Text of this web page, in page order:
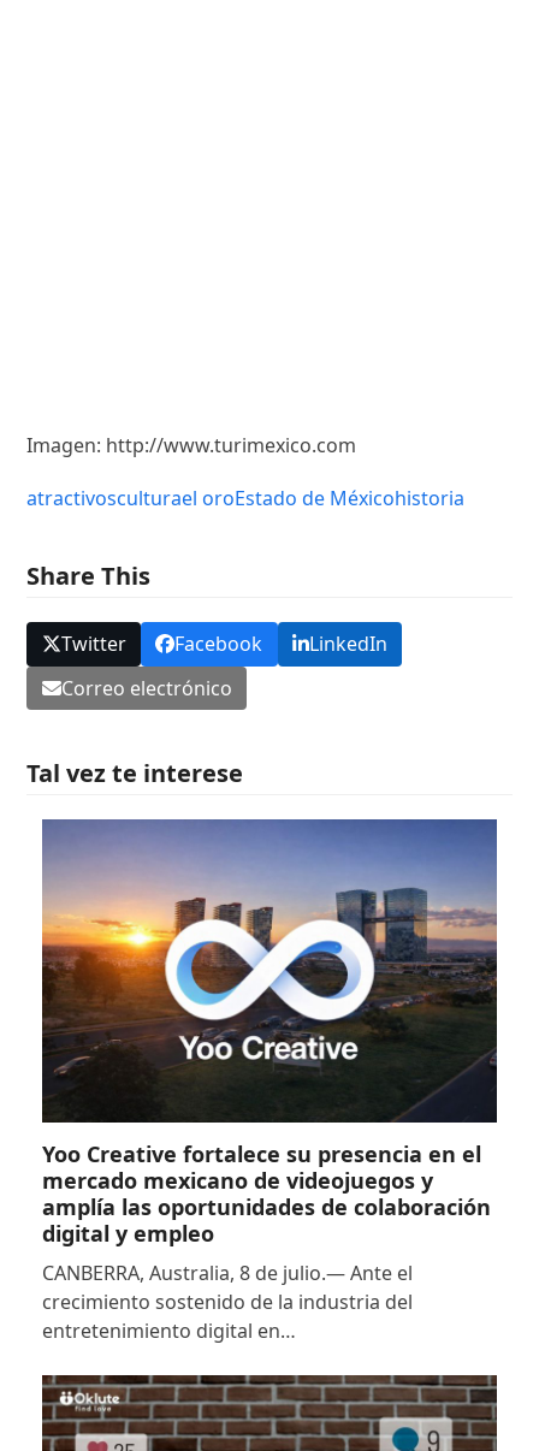
Imagen: http://www.turimexico.com
atractivosculturael oroEstado de Méxicohistoria
Share This
Twitter Facebook
LinkedIn
Correo electrónico
Tal vez te interese
Yoo Creative fortalece su presencia en el
mercado mexicano de videojuegos y
amplía las oportunidades de colaboración
digital y empleo
CANBERRA, Australia, 8 de julio.— Ante el
crecimiento sostenido de la industria del
entretenimiento digital en…